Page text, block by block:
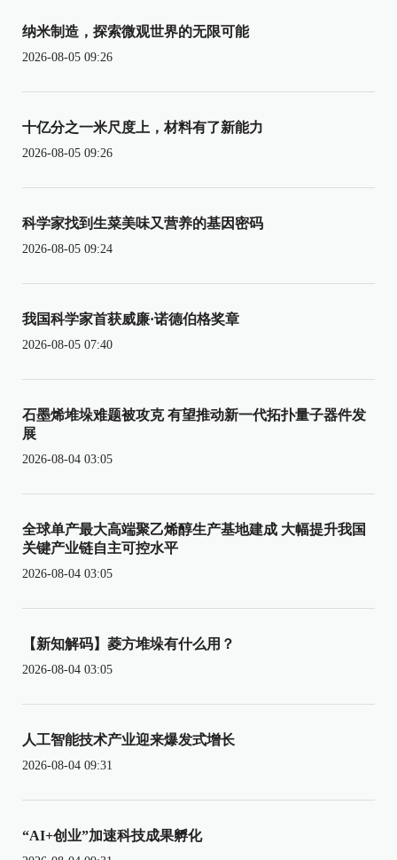
纳米制造，探索微观世界的无限可能
2026-08-05 09:26
十亿分之一米尺度上，材料有了新能力
2026-08-05 09:26
科学家找到生菜美味又营养的基因密码
2026-08-05 09:24
我国科学家首获威廉·诺德伯格奖章
2026-08-05 07:40
石墨烯堆垛难题被攻克 有望推动新一代拓扑量子器件发
展
2026-08-04 03:05
全球单产最大高端聚乙烯醇生产基地建成 大幅提升我国
关键产业链自主可控水平
2026-08-04 03:05
【新知解码】菱方堆垛有什么用？
2026-08-04 03:05
人工智能技术产业迎来爆发式增长
2026-08-04 09:31
“AI+创业”加速科技成果孵化